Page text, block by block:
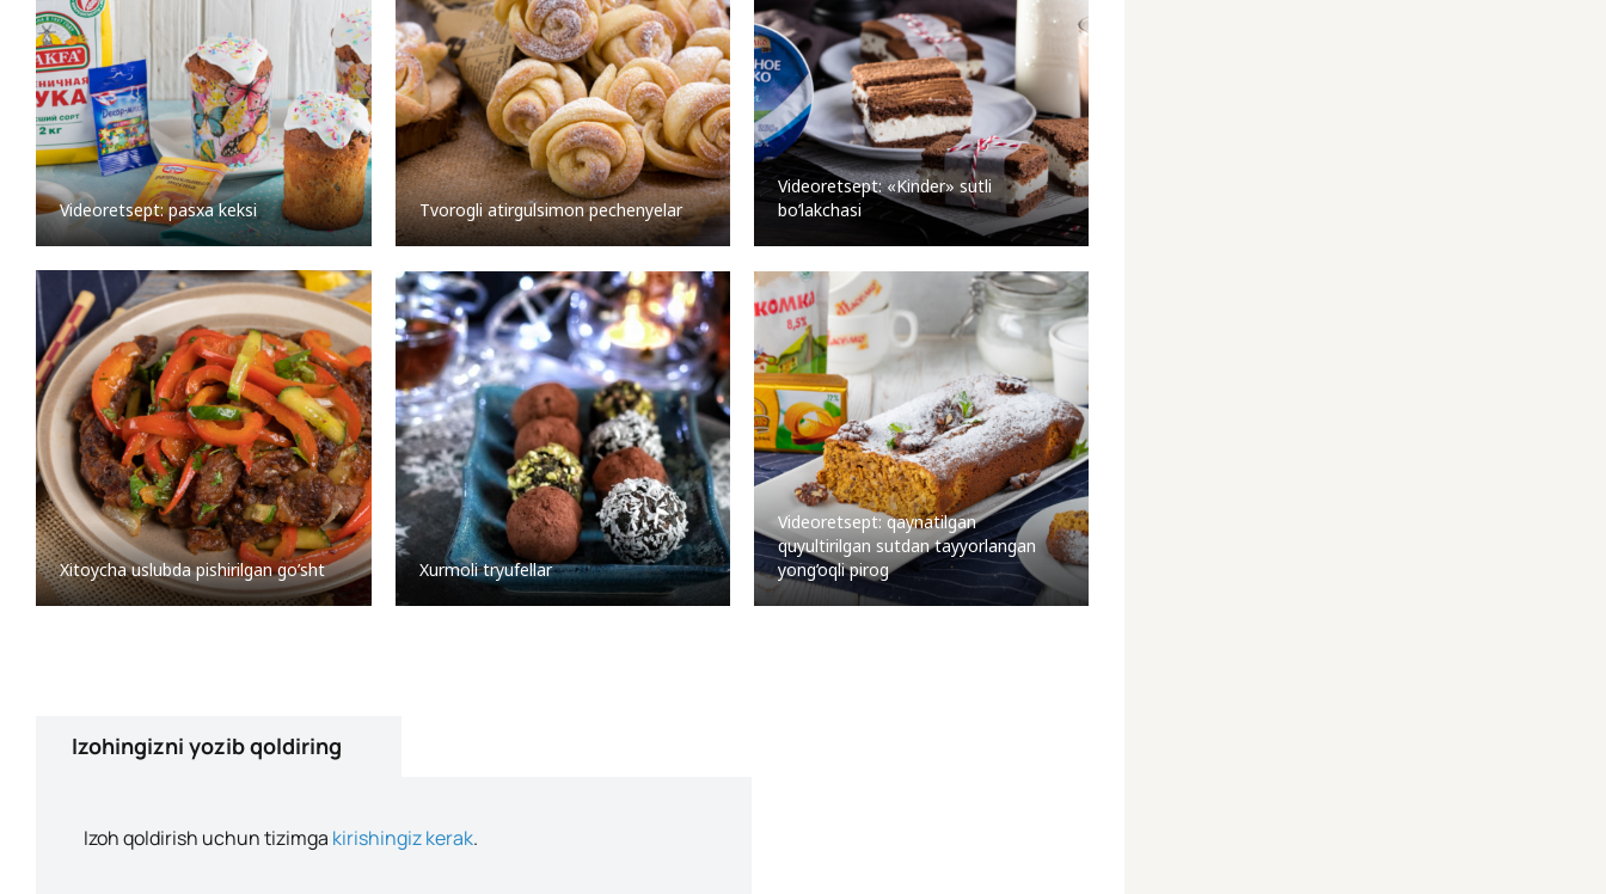
Videoretsept: pasxa keksi Tvorogli atirgulsimon pechenyelar
Videoretsept: «Kinder» sutli
bo’lakchasi
Xitoycha uslubda pishirilgan go’sht Xurmoli tryufellar
Videoretsept: qaynatilgan
quyultirilgan sutdan tayyorlangan
yong’oqli pirog
Izohingizni yozib qoldiring
Izoh qoldirish uchun tizimga kirishingiz kerak.